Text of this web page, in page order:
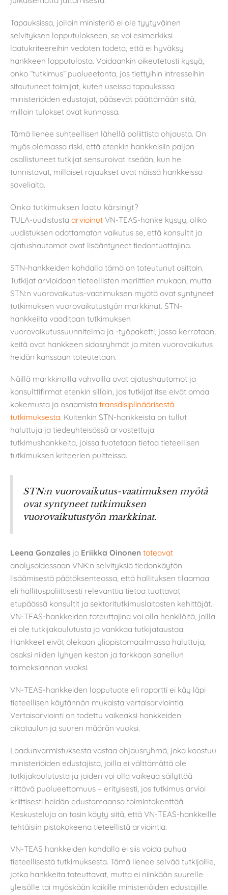
Tapauksissa, jolloin ministeriö ei ole tyytyväinen
selvityksen lopputulokseen, se voi esimerkiksi
laatukriteereihin vedoten todeta, että ei hyväksy
hankkeen lopputulosta. Voidaankin oikeutetusti kysyä,
onko ”tutkimus” puolueetonta, jos tiettyihin intresseihin
sitoutuneet toimijat, kuten useissa tapauksissa
ministeriöiden edustajat, pääsevät päättämään siitä,
milloin tulokset ovat kunnossa.
Tämä lienee suhteellisen lähellä poliittista ohjausta. On
myös olemassa riski, että etenkin hankkeisiin paljon
osallistuneet tutkijat sensuroivat itseään, kun he
tunnistavat, millaiset rajaukset ovat näissä hankkeissa
soveliaita.
Onko tutkimuksen laatu kärsinyt?
TULA-uudistusta arvioinut VN-TEAS-hanke kysyy, oliko
uudistuksen odottamaton vaikutus se, että konsultit ja
ajatushautomot ovat lisääntyneet tiedontuottajina.
STN-hankkeiden kohdalla tämä on toteutunut osittain.
Tutkijat arvioidaan tieteellisten meriittien mukaan, mutta
STN:n vuorovaikutus-vaatimuksen myötä ovat syntyneet
tutkimuksen vuorovaikutustyön markkinat. STN-
hankkeilta vaaditaan tutkimuksen
vuorovaikutussuunnitelma ja -työpaketti, jossa kerrotaan,
keitä ovat hankkeen sidosryhmät ja miten vuorovaikutus
heidän kanssaan toteutetaan.
Näillä markkinoilla vahvoilla ovat ajatushautomot ja
konsulttifirmat etenkin silloin, jos tutkijat itse eivät omaa
kokemusta ja osaamista transdisiplinäärisestä
tutkimuksesta. Kuitenkin STN-hankkeista on tullut
haluttuja ja tiedeyhteisössä arvostettuja
tutkimushankkeita, joissa tuotetaan tietoa tieteellisen
tutkimuksen kriteerien puitteissa.
STN:n vuorovaikutus-vaatimuksen myötä
ovat syntyneet tutkimuksen
vuorovaikutustyön markkinat.
Leena Gonzales ja Eriikka Oinonen toteavat
analysoidessaan VNK:n selvityksiä tiedonkäytön
lisäämisestä päätöksenteossa, että hallituksen tilaamaa
eli hallituspoliittisesti relevanttia tietoa tuottavat
etupäässä konsultit ja sektoritutkimuslaitosten kehittäjät.
VN-TEAS-hankkeiden toteuttajina voi olla henkilöitä, joilla
ei ole tutkijakoulutusta ja vankkaa tutkijataustaa.
Hankkeet eivät olekaan yliopistomaailmassa haluttuja,
osaksi niiden lyhyen keston ja tarkkaan sanellun
toimeksiannon vuoksi.
VN-TEAS-hankkeiden lopputuote eli raportti ei käy läpi
tieteellisen käytännön mukaista vertaisarviointia.
Vertaisarviointi on todettu vaikeaksi hankkeiden
aikataulun ja suuren määrän vuoksi.
Laadunvarmistuksesta vastaa ohjausryhmä, joka koostuu
ministeriöiden edustajista, joilla ei välttämättä ole
tutkijakoulutusta ja joiden voi olla vaikeaa säilyttää
riittävä puolueettomuus – erityisesti, jos tutkimus arvioi
kriittisesti heidän edustamaansa toimintakenttää.
Keskusteluja on tosin käyty siitä, että VN-TEAS-hankkeille
tehtäisiin pistokokeena tieteellistä arviointia.
VN-TEAS hankkeiden kohdalla ei siis voida puhua
tieteellisestä tutkimuksesta. Tämä lienee selvää tutkijoille,
jotka hankkeita toteuttavat, mutta ei niinkään suurelle
yleisölle tai myöskään kaikille ministeriöiden edustajille.